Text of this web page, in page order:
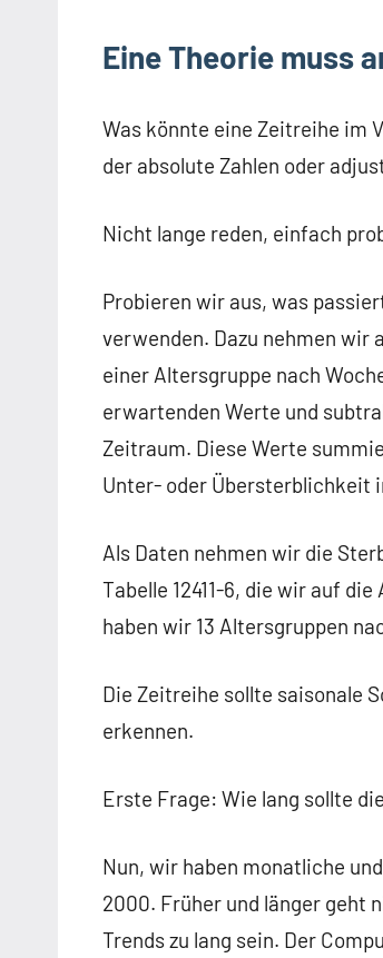
Eine Theorie muss
Was könnte eine Zeitreihe im
der absolute Zahlen oder
Nicht lange reden, einfach
Probieren wir aus, was
verwenden. Dazu nehmen wir
einer Altersgruppe nach
erwartenden Werte und
Zeitraum. Diese Werte
Unter- oder Übersterblichkeit
Als Daten nehmen wir die
Tabelle 12411-6, die wir auf
haben wir 13 Altersgruppen
Die Zeitreihe sollte saisonale
erkennen.
Erste Frage: Wie lang sollte
Nun, wir haben monatliche
2000. Früher und länger geht
Trends zu lang sein. Der